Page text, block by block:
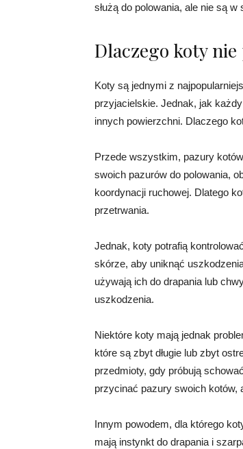
służą do polowania, ale nie są
Dlaczego koty
Koty są jednymi z
przyjacielskie. Jednak, jak
innych powierzchni. Dlaczego
Przede wszystkim, pazury
swoich pazurów do polowania,
koordynacji ruchowej. Dlatego
przetrwania.
Jednak, koty potrafią
skórze, aby uniknąć
używają ich do drapania lub
uszkodzenia.
Niektóre koty mają jednak
które są zbyt długie lub zbyt
przedmioty, gdy próbują
przycinać pazury swoich kotów,
Innym powodem, dla którego
mają instynkt do drapania i